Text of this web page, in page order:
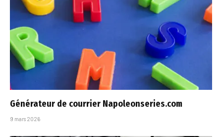
Générateur de courrier Napoleonseries.com
9 mars 2026